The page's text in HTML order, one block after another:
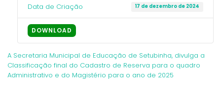
Data de Criação 17 de dezembro de 2024
DOWNLOAD
A Secretaria Municipal de Educação de Setubinha, divulga a
Classificação final do Cadastro de Reserva para o quadro
Administrativo e do Magistério para o ano de 2025